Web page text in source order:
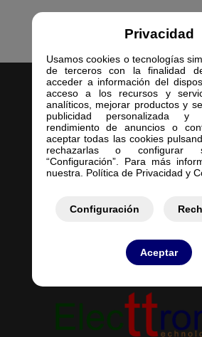
Privacidad
Usamos cookies o tecnologías
de terceros con la finalidad
acceder a información del
acceso a los recursos y
analíticos, mejorar productos y
publicidad personalizada y
rendimiento de anuncios o
aceptar todas las cookies
rechazarlas o
“Configuración”. Para más
nuestra. Política de Privacidad y
Configuración
Aceptar
Inicio
Empresa
Mis Pedidos